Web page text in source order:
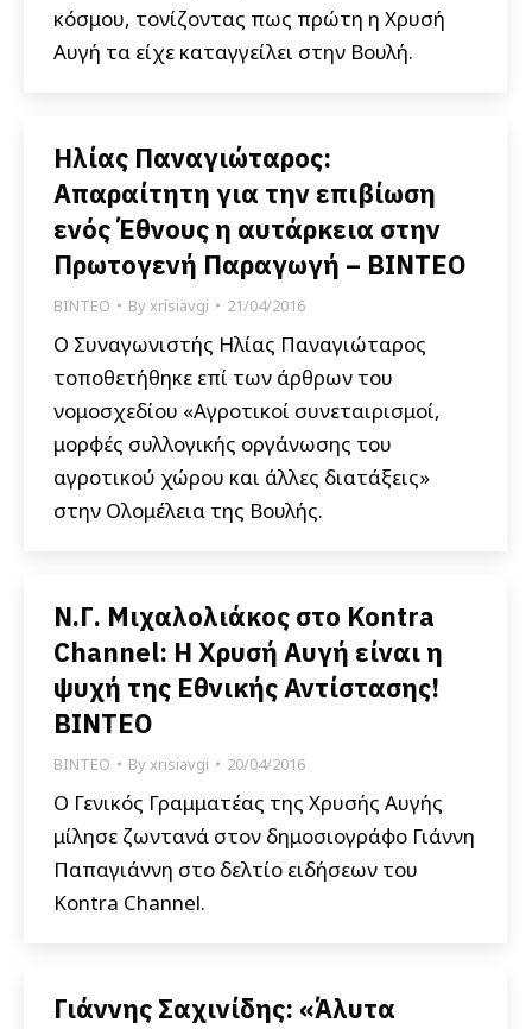
κόσμου, τονίζοντας πως πρώτη η Χρυσή
Αυγή τα είχε καταγγείλει στην Βουλή.
Ηλίας Παναγιώταρος:
Απαραίτητη για την επιβίωση
ενός Έθνους η αυτάρκεια στην
Πρωτογενή Παραγωγή – ΒΙΝΤΕΟ
ΒΙΝΤΕΟ Byxrisiavgi 21/04/2016
Ο Συναγωνιστής Ηλίας Παναγιώταρος
τοποθετήθηκε επί των άρθρων του
νομοσχεδίου «Αγροτικοί συνεταιρισμοί,
μορφές συλλογικής οργάνωσης του
αγροτικού χώρου και άλλες διατάξεις»
στην Ολομέλεια της Βουλής.
Ν.Γ. Μιχαλολιάκος στο Kontra
Channel: Η Χρυσή Αυγή είναι η
ψυχή της Εθνικής Αντίστασης!
ΒΙΝΤΕΟ
ΒΙΝΤΕΟ Byxrisiavgi 20/04/2016
Ο Γενικός Γραμματέας της Χρυσής Αυγής
μίλησε ζωντανά στον δημοσιογράφο Γιάννη
Παπαγιάννη στο δελτίο ειδήσεων του
Kontra Channel.
Γιάννης Σαχινίδης: «Άλυτα